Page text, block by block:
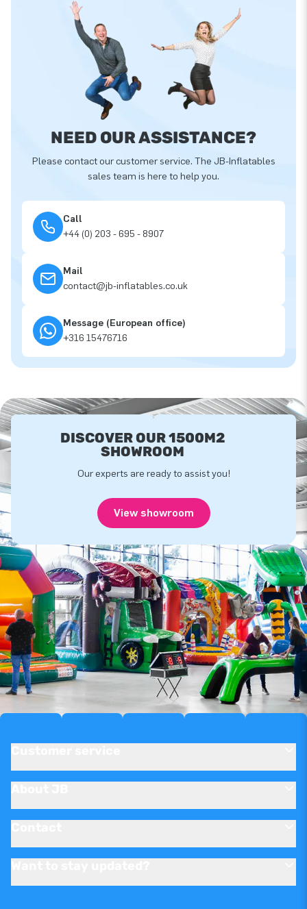
NEED OUR ASSISTANCE?
Please contact our customer service. The JB-Inflatables
sales team is here to help you.
Call
+44 (0) 203 - 695 - 8907
Mail
contact@jb-inflatables.co.uk
Message (European office)
+316 15476716
DISCOVER OUR 1500M2
SHOWROOM
Our experts are ready to assist you!
View showroom